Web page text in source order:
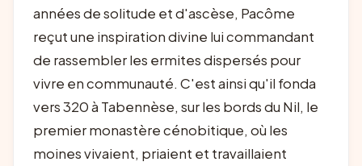
années de solitude et d'ascèse, Pacôme
reçut une inspiration divine lui commandant
de rassembler les ermites dispersés pour
vivre en communauté. C'est ainsi qu'il fonda
vers 320 à Tabennèse, sur les bords du Nil, le
premier monastère cénobitique, où les
moines vivaient, priaient et travaillaient